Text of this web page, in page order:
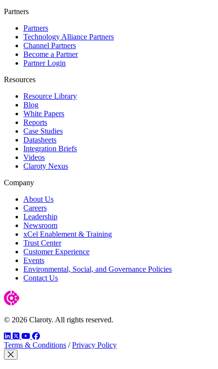
Partners
Partners
Technology Alliance Partners
Channel Partners
Become a Partner
Partner Login
Resources
Resource Library
Blog
White Papers
Reports
Case Studies
Datasheets
Integration Briefs
Videos
Claroty Nexus
Company
About Us
Careers
Leadership
Newsroom
xCel Enablement & Training
Trust Center
Customer Experience
Events
Environmental, Social, and Governance Policies
Contact Us
© 2026 Claroty. All rights reserved.
LinkedIn
TwitterYouTube
Facebook
Terms & Conditions / Privacy Policy
モーダルを閉じる